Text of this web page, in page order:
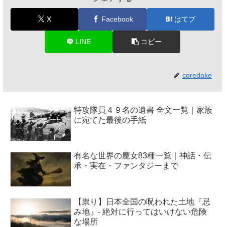
X Facebook はてブ
LINE コピー
coredake
特攻隊員４９名の遺書 全文一覧｜家族
に宛てた最後の手紙
有名な世界の魔女83種一覧｜神話・伝
承・実在・ファンタジーまで
【祟り】日本全国の呪われた土地『忌
み地』- 絶対に行ってはいけない危険
な場所